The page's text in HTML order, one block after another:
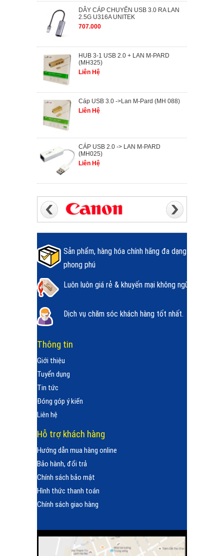
DÂY CÁP CHUYỂN USB 3.0 RA LAN
2.5G U316A UNITEK
707.000
HUB 3-1 USB 2.0 + LAN M-PARD
(MH325)
Liên Hệ
Cáp USB 3.0 ->Lan M-Pard (MH 088)
Liên Hệ
CÁP USB 2.0 -> LAN M-PARD
(MH025)
Liên Hệ
Sản phẩm, hàng hóa chính hãng đa dạng
phong phú
Luôn luôn giá rẻ & khuyến mại không ngừng.
Dịch vụ chăm sóc khách hàng tốt nhất.
Thông tin
Giới thiệu
Tuyển dụng
Tin tức
Đóng góp ý kiến
Liên hệ
Hỗ trợ khách hàng
Hướng dẫn mua hàng online
Bảo hành, đổi trả
Chính sách bảo mật
Hình thức thanh toán
Chính sách giao hàng